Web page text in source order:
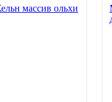
массив ольхи